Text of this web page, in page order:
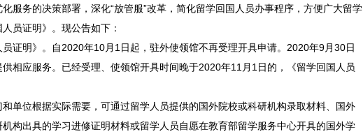
务的决策部署，深化“放管服”改革，简化留学回国人员办事程序，方便广大留学
员证明》。现公告如下：
明》。自2020年10月1日起，驻外使领馆不再受理开具申请。2020年9月30日
相应服务。已经受理、使领馆开具时间晚于2020年11月1日的，《留学回国人员
位根据实际需要，可通过留学人员提供的国外院校或科研机构录取材料、国外
构出具的学习进修证明材料或留学人员自愿在教育部留学服务中心开具的国外学